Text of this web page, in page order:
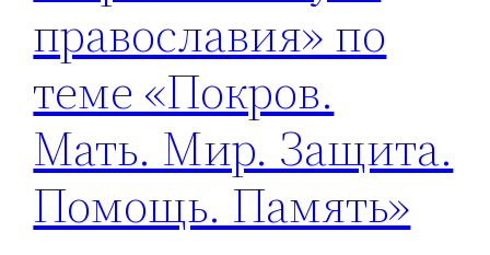
православия» по
теме «Покров.
Мать. Мир. Защита.
Помощь. Память»